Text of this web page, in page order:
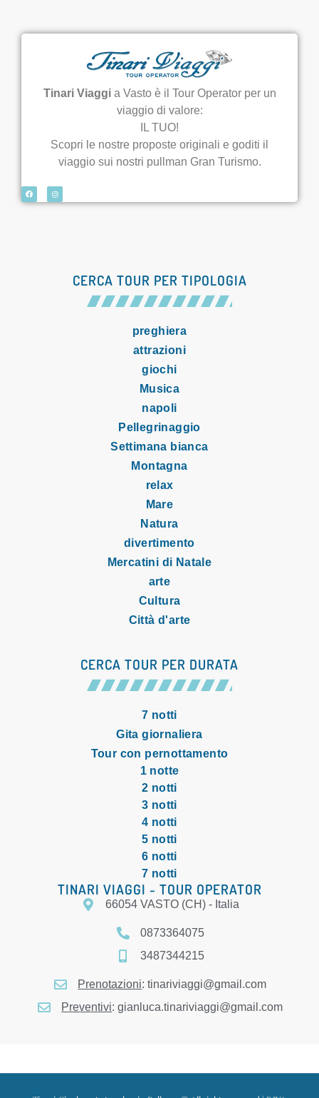
Tinari Viaggia Vasto è il Tour Operator per un
viaggio di valore:
IL TUO!
Scopri le nostre proposte originali e goditi il
viaggio sui nostri pullman Gran Turismo.
CERCA TOUR PER TIPOLOGIA
preghiera
attrazioni
giochi
Musica
napoli
Pellegrinaggio
Settimana bianca
Montagna
relax
Mare
Natura
divertimento
Mercatini di Natale
arte
Cultura
Città d'arte
CERCA TOUR PER DURATA
7 notti
Gita giornaliera
Tour con pernottamento
1 notte
2 notti
3 notti
4 notti
5 notti
6 notti
7 notti
TINARI VIAGGI - TOUR OPERATOR
66054 VASTO (CH) - Italia
0873364075
3487344215
Prenotazioni: tinariviaggi@gmail.com
Preventivi: gianluca.tinariviaggi@gmail.com